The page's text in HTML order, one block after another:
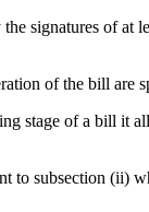
signatures of at
of the bill are
stage of a bill it
to subsection (ii)